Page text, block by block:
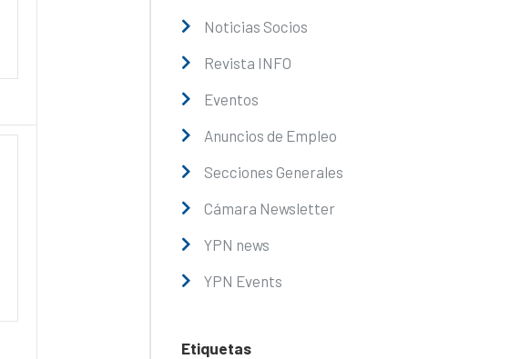
Noticias Socios
Revista INFO
Eventos
Anuncios de Empleo
Secciones Generales
Cámara Newsletter
YPN news
YPN Events
Etiquetas